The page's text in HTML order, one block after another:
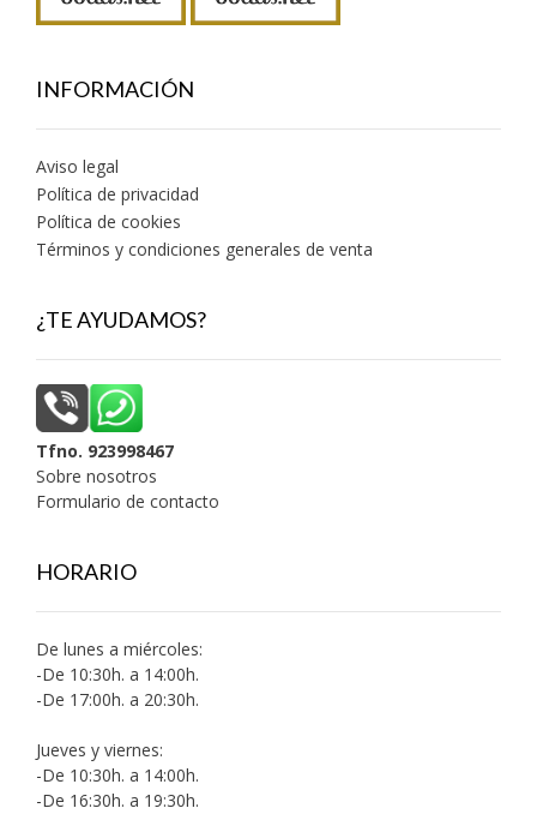
INFORMACIÓN
Aviso legal
Política de privacidad
Política de cookies
Términos y condiciones generales de venta
¿TE AYUDAMOS?
Tfno. 923998467
Sobre nosotros
Formulario de contacto
HORARIO
De lunes a miércoles:
-De 10:30h. a 14:00h.
-De 17:00h. a 20:30h.
Jueves y viernes:
-De 10:30h. a 14:00h.
-De 16:30h. a 19:30h.